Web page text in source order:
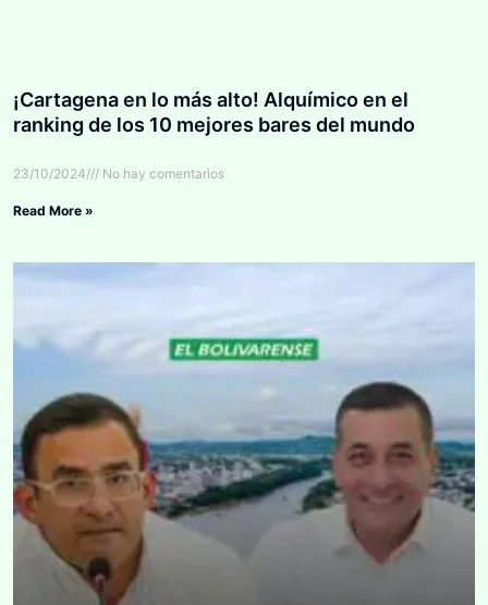
¡Cartagena en lo más alto! Alquímico en el
ranking de los 10 mejores bares del mundo
23/10/2024 No hay comentarios
Read More »